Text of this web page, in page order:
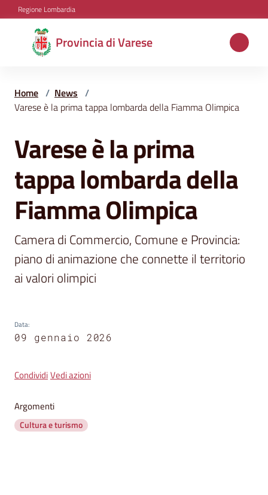
Vai al contenuto
Vai alla navigazione
Vai al footer
Regione Lombardia
Provincia di Varese
Provincia
di
tematiche
Amministrazione
Servizi
e
segnalazioni
Eventi
su
Home / News /
Varese è la prima tappa lombarda della Fiamma Olimpica
Salta al contenuto
Varese è la prima
tappa lombarda della
Fiamma Olimpica
Camera di Commercio, Comune e Provincia:
piano di animazione che connette il territorio
ai valori olimpici
Data:
09 gennaio 2026
CondividiVedi azioni
Argomenti
Cultura e turismo